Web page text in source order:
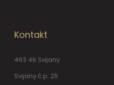
Kontakt
463 46 Svijany
Svijany č.p. 25